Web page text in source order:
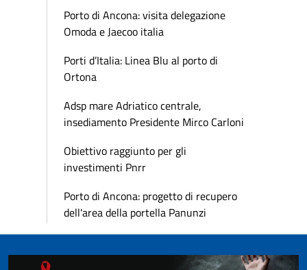
Porto di Ancona: visita delegazione
Omoda e Jaecoo italia
Porti d’Italia: Linea Blu al porto di
Ortona
Adsp mare Adriatico centrale,
insediamento Presidente Mirco Carloni
Obiettivo raggiunto per gli
investimenti Pnrr
Porto di Ancona: progetto di recupero
dell'area della portella Panunzi